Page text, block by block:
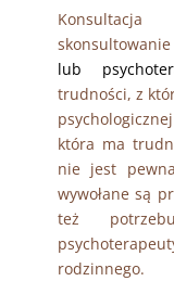
lub
trudności, z
która ma
nie jest
wywołane są
też
rodzinnego.